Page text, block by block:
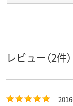
ペン先形
状
丸芯
インク種
アルコー
レビュー（2件）